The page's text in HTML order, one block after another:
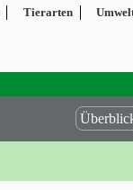
Tierarten